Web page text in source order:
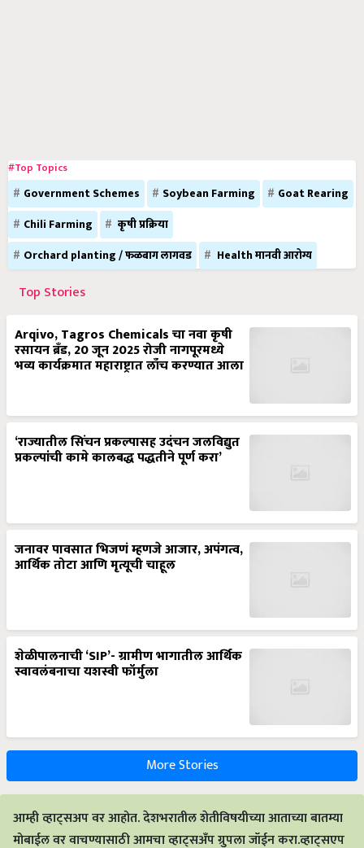
#Top Topics
Government Schemes Soybean Farming
Goat Rearing
Chili Farming
कृषी प्रक्रिया
Orchard planting / फळबाग लागवड
Health मानवी आरोग्य
Top Stories
Arqivo, Tagros Chemicals चा नवा कृषी
रसायन ब्रँड, 20 जून 2025 रोजी नागपूरमध्ये
भव्य कार्यक्रमात महाराष्ट्रात लाँच करण्यात आला
‘राज्यातील सिंचन प्रकल्पासह उदंचन जलविद्युत
प्रकल्पांची कामे कालबद्ध पद्धतीने पूर्ण करा’
जनावर पावसात भिजणं म्हणजे आजार, अपंगत्व,
आर्थिक तोटा आणि मृत्यूची चाहूल
शेळीपालनाची ‘SIP’- ग्रामीण भागातील आर्थिक
स्वावलंबनाचा यशस्वी फॉर्मुला
More Stories
आम्ही व्हाट्सअप वर आहोत. देशभरातील शेतीविषयीच्या आताच्या बातम्या
मोबाईल वर वाचण्यासाठी आमचा व्हाट्सअँप ग्रुपला जॉईन करा.व्हाट्सएप